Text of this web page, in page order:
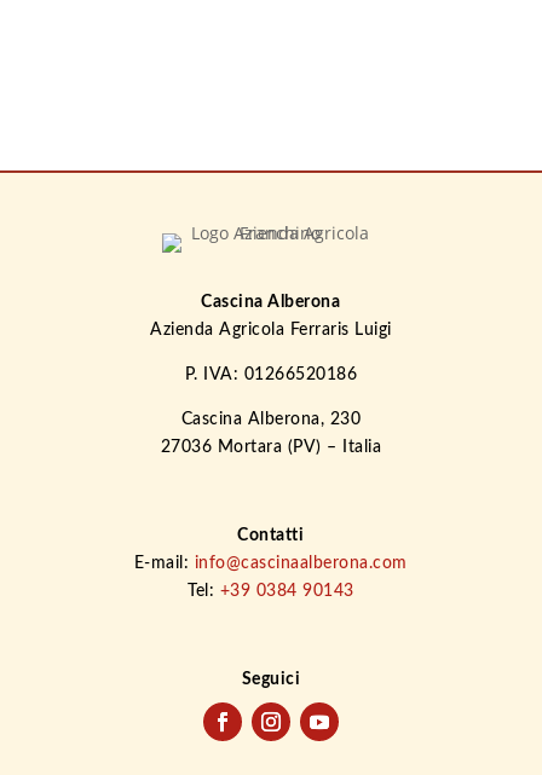
Cascina Alberona
Azienda Agricola Ferraris Luigi
P. IVA: 01266520186
Cascina Alberona, 230
27036 Mortara (PV) – Italia
Contatti
E-mail: info@cascinaalberona.com
Tel: +39 0384 90143
Seguici